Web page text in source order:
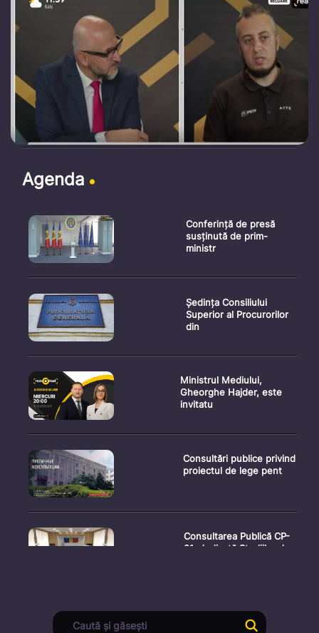
Agenda
Conferință de presă
susținută de prim-
ministr
Ședința Consiliului
Superior al Procurorilor
din
Ministrul Mediului,
Gheorghe Hajder, este
invitatu
Consultări publice privind
proiectul de lege pent
Consultarea Publică CP-
01, dedicată Studiilor de
Declarații după ședința
Guvernului Republicii